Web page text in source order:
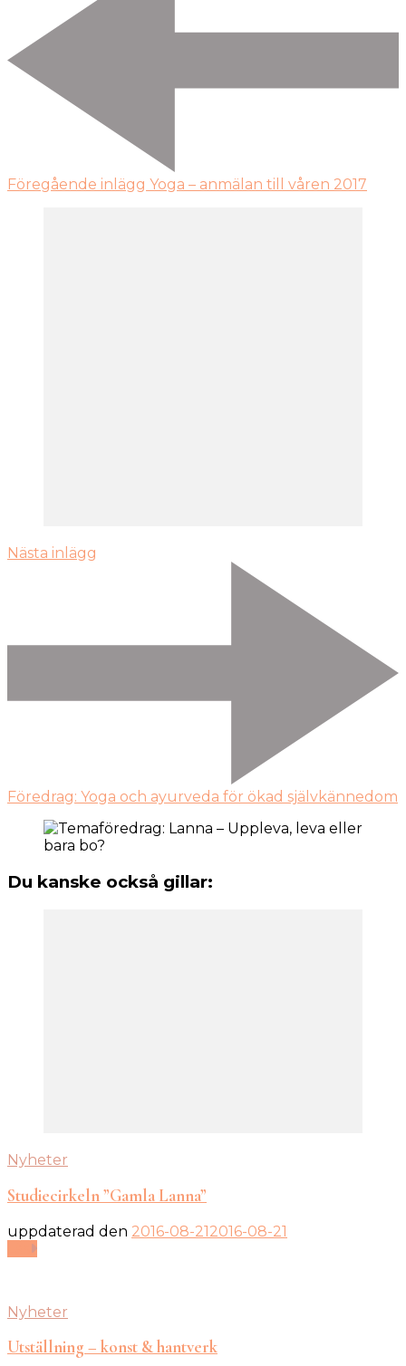
Föregående inlägg Yoga – anmälan till våren 2017
Nästa inlägg
Föredrag: Yoga och ayurveda för ökad självkännedom
Du kanske också gillar:
Nyheter
Studiecirkeln ”Gamla Lanna”
uppdaterad den 2016-08-212016-08-21
Nyheter
Utställning – konst & hantverk